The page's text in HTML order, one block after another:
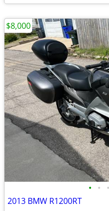
• • •
2013 BMW R1200RT
$8,000